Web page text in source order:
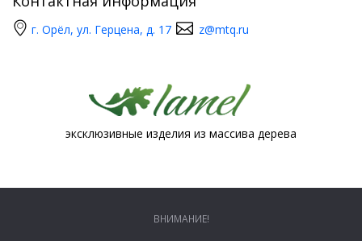
г. Орёл, ул. Герцена, д. 17 z@mtq.ru
эксклюзивные изделия из массива дерева
ВНИМАНИЕ!